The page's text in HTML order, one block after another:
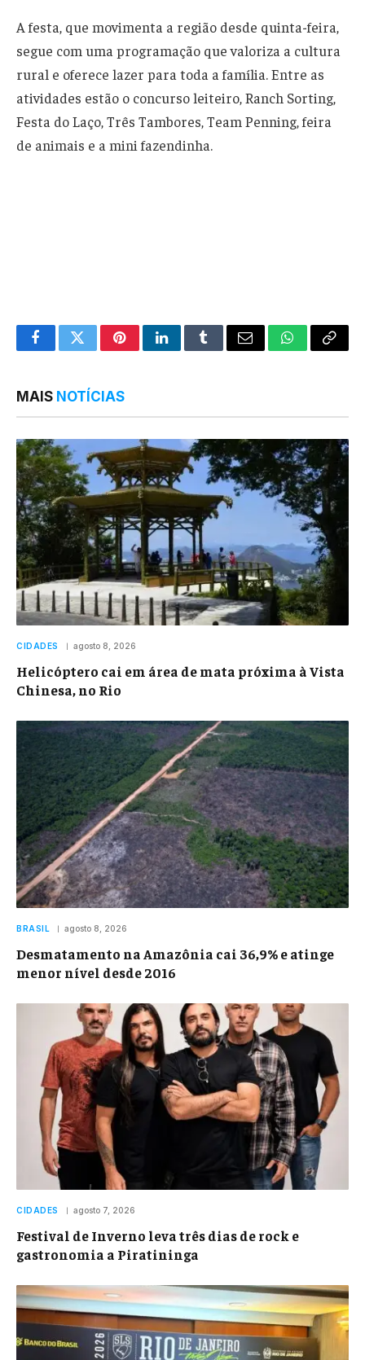
A festa, que movimenta a região desde quinta-feira,
segue com uma programação que valoriza a cultura
rural e oferece lazer para toda a família. Entre as
atividades estão o concurso leiteiro, Ranch Sorting,
Festa do Laço, Três Tambores, Team Penning, feira
de animais e a mini fazendinha.
FacebookTwitterPinterestLinkedInTumblrEmail WhatsApp
Copy
MAIS NOTÍCIAS
CIDADES agosto 8, 2026
Helicóptero cai em área de mata próxima à Vista
Chinesa, no Rio
BRASIL agosto 8, 2026
Desmatamento na Amazônia cai 36,9% e atinge
menor nível desde 2016
CIDADES agosto 7, 2026
Festival de Inverno leva três dias de rock e
gastronomia a Piratininga